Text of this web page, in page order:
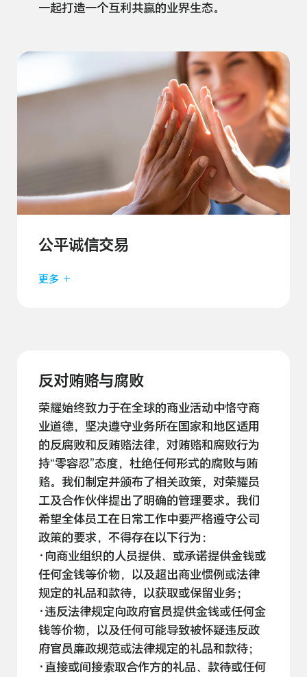
一起打造一个互利共赢的业界生态。
公平诚信交易
更多
反对贿赂与腐败
荣耀始终致力于在全球的商业活动中恪守商
业道德，坚决遵守业务所在国家和地区适用
的反腐败和反贿赂法律，对贿赂和腐败行为
持“零容忍”态度，杜绝任何形式的腐败与贿
赂。我们制定并颁布了相关政策，对荣耀员
工及合作伙伴提出了明确的管理要求。我们
希望全体员工在日常工作中要严格遵守公司
政策的要求，不得存在以下行为：
·向商业组织的人员提供、或承诺提供金钱或
任何金钱等价物，以及超出商业惯例或法律
规定的礼品和款待，以获取或保留业务；
·违反法律规定向政府官员提供金钱或任何金
钱等价物，以及任何可能导致被怀疑违反政
府官员廉政规范或法律规定的礼品和款待；
·直接或间接索取合作方的礼品、款待或任何